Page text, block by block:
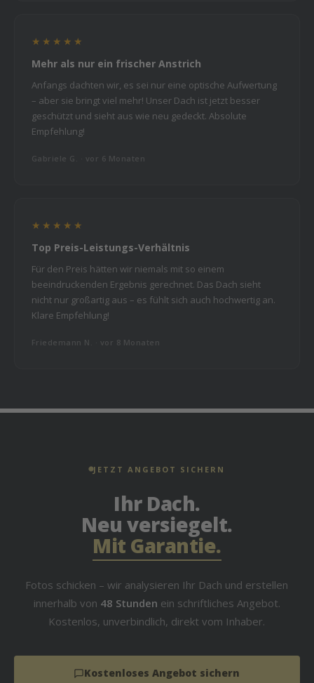
★★★★★
Mehr als nur ein frischer Anstrich
Anfangs dachten wir, es sei nur eine optische Aufwertung
– aber sie bringt viel mehr! Unser Dach ist jetzt besser
geschützt und sieht aus wie neu gedeckt. Absolute
Empfehlung!
Gabriele G. · vor 6 Monaten
★★★★★
Top Preis-Leistungs-Verhältnis
Für den Preis hätten wir niemals mit so einem
beeindruckenden Ergebnis gerechnet. Das Dach sieht
nicht nur großartig aus – es fühlt sich auch hochwertig an.
Klare Empfehlung!
Friedemann N. · vor 8 Monaten
JETZT ANGEBOT SICHERN
Ihr Dach.
Neu versiegelt.
Mit Garantie.
Fotos schicken – wir analysieren Ihr Dach und erstellen
innerhalb von 48 Stunden ein schriftliches Angebot.
Kostenlos, unverbindlich, direkt vom Inhaber.
Kostenloses Angebot sichern